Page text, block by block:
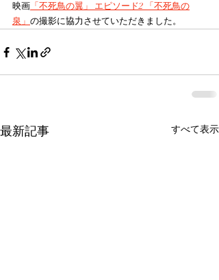
映画 「不死鳥の翼」 エピソード2 「不死鳥の
泉」 の撮影に協力させていただきました。
最新記事 すべて表示